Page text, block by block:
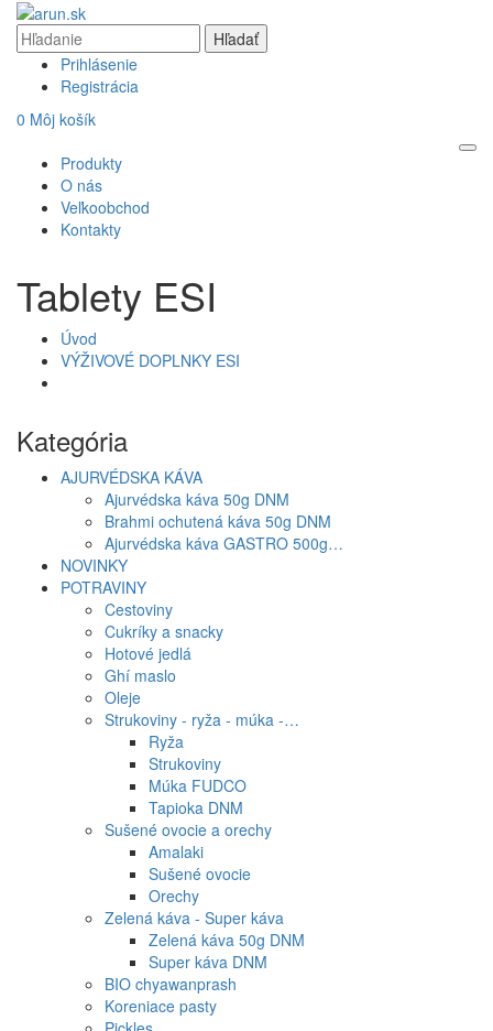
Prihlásenie
Registrácia
0 Môj košík
Produkty
O nás
Veľkoobchod
Kontakty
Tablety ESI
Úvod
VÝŽIVOVÉ DOPLNKY ESI
Kategória
AJURVÉDSKA KÁVA
Ajurvédska káva 50g DNM
Brahmi ochutená káva 50g DNM
Ajurvédska káva GASTRO 500g…
NOVINKY
POTRAVINY
Cestoviny
Cukríky a snacky
Hotové jedlá
Ghí maslo
Oleje
Strukoviny - ryža - múka -…
Ryža
Strukoviny
Múka FUDCO
Tapioka DNM
Sušené ovocie a orechy
Amalaki
Sušené ovocie
Orechy
Zelená káva - Super káva
Zelená káva 50g DNM
Super káva DNM
BIO chyawanprash
Koreniace pasty